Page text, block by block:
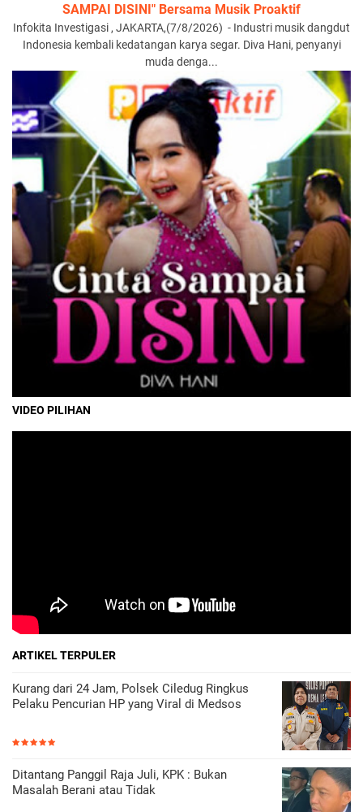
SAMPAI DISINI" Bersama Musik Proaktif
Infokita Investigasi , JAKARTA,(7/8/2026) - Industri musik dangdut
Indonesia kembali kedatangan karya segar. Diva Hani, penyanyi
muda denga...
VIDEO PILIHAN
ARTIKEL TERPULER
Kurang dari 24 Jam, Polsek Ciledug Ringkus
Pelaku Pencurian HP yang Viral di Medsos
Ditantang Panggil Raja Juli, KPK : Bukan
Masalah Berani atau Tidak